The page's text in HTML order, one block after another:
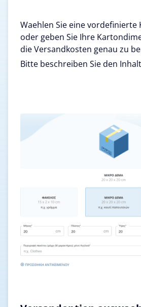
Waehlen Sie eine vordefinierte
oder geben Sie Ihre
die Versandkosten genau zu
Bitte beschreiben Sie den